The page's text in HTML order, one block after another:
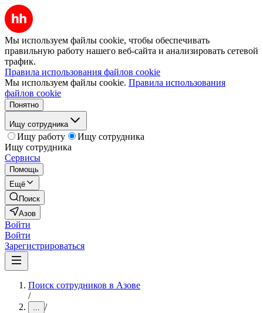
Мы используем файлы cookie, чтобы обеспечивать
правильную работу нашего веб-сайта и анализировать сетевой
трафик.
Правила использования файлов cookie
Мы используем файлы cookie. Правила использования
файлов cookie
Понятно
Ищу сотрудника
Ищу работу
Ищу сотрудника
Ищу сотрудника
Сервисы
Помощь
Ещё
Поиск
Азов
Войти
Войти
Зарегистрироваться
Поиск сотрудников в Азове
/
... /